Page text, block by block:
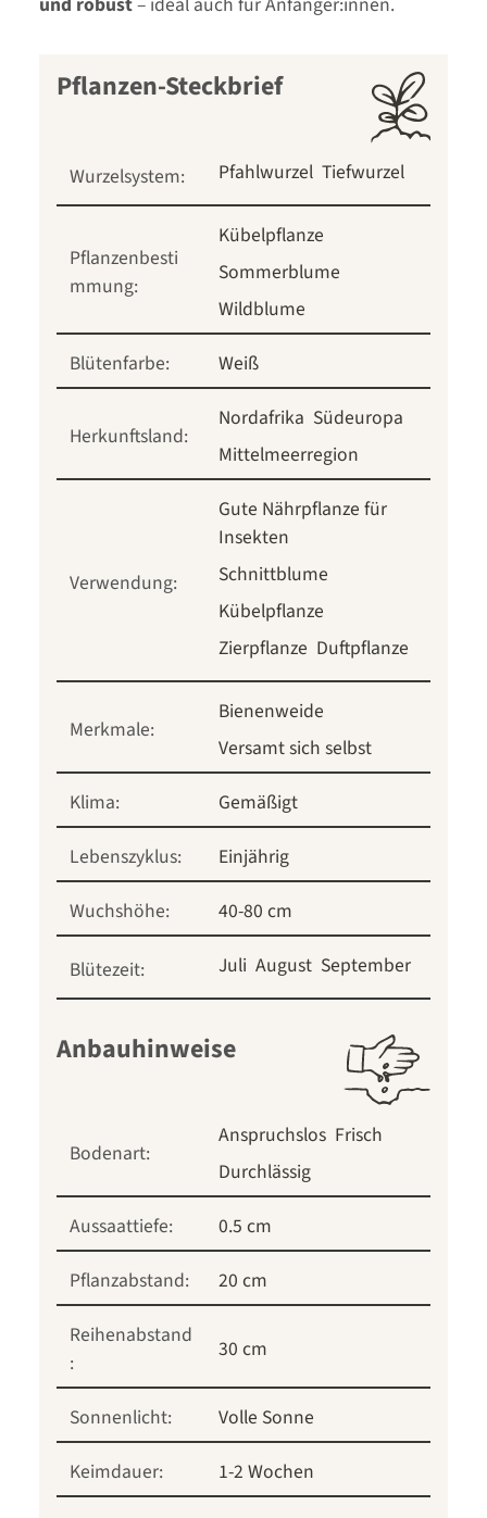
Pflanzen-Steckbrief
Wurzelsystem: Pfahlwurzel Tiefwurzel
Pflanzenbesti
mmung:
Kübelpflanze
Sommerblume
Wildblume
Blütenfarbe:
Weiß
Herkunftsland:
Nordafrika Südeuropa
Mittelmeerregion
Verwendung:
Gute Nährpflanze für
Insekten
Schnittblume
Kübelpflanze
Zierpflanze Duftpflanze
Merkmale:
Bienenweide
Versamt sich selbst
Klima:
Gemäßigt
Lebenszyklus:
Einjährig
Wuchshöhe:
40-80 cm
Blütezeit: Juli August September
Anbauhinweise
Bodenart:
Anspruchslos Frisch
Durchlässig
Aussaattiefe:
0.5 cm
Pflanzabstand:
20 cm
Reihenabstand
:
30 cm
Sonnenlicht:
Volle Sonne
Keimdauer:
1-2 Wochen